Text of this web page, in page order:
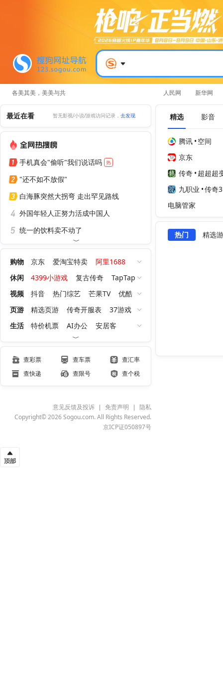
各美其美，美美与共 人民网 新华网
最近在看 暂无影视/小说/游戏访问记录，去发现
手机真会"偷听"我们说话吗 热
"还不如不放假"
白海豚突然大拐弯 走出罕见路线
外国年轻人正努力活成中国人
统一的饮料卖不动了
购物 京东 爱淘宝特卖
阿里1688
聚划算
天猫超市 淘宝红包
休闲 4399小游戏 复古传奇
TapTap
QQ游戏大厅
洛克王国：世界
王者荣耀世界
逆战：未来
小游戏大全
视频 抖音 热门综艺 芒果TV
优酷
腾讯视频
页游 精选页游 传奇开服表
37游戏
九职业传奇
今日新开服
生活 特价机票 AI办公
安居客
贝壳找房
下厨房
链家
天气网
薄荷健身 聚划算
查彩票 查车票
查汇率
查快递
查限号 查个税
意见反馈及投诉 免责声明
隐私
Copyright© 2026 Sogou.com. All Rights Reserved.
京ICP证050897号
精选 影音
腾讯 •空间
京东
传奇 •超超超
九职业 •传奇3
电脑管家
热门 精选